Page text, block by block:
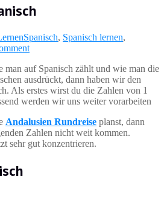
Spanisch, Spanisch lernen,
auf Spanisch zählt und wie man die
ausdrückt, dann haben wir den
Als erstes wirst du die Zahlen von 1
werden wir uns weiter vorarbeiten
Andalusien Rundreise planst, dann
Zahlen nicht weit kommen.
sehr gut konzentrieren.